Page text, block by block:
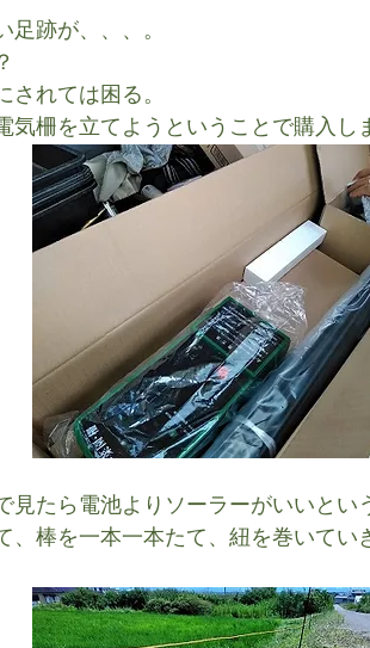
足跡が、、、。
されては困る。
気柵を立てようということで購入し
見たら電池よりソーラーがいいとい
、棒を一本一本たて、紐を巻いてい